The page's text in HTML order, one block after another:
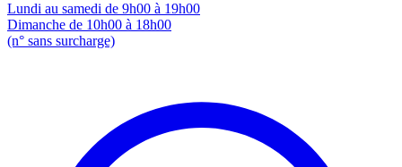
Lundi au samedi de 9h00 à 19h00
Dimanche de 10h00 à 18h00
(n° sans surcharge)